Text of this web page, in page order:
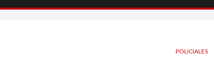
POLICIALES